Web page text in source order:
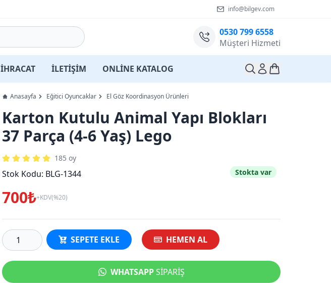
info@bilgev.com
0530 799 6558
Müşteri Hizmeti
İHRACAT İLETİŞİM ONLİNE KATALOG
Anasayfa Eğitici Oyuncaklar El Göz Koordinasyon Ürünleri
Karton Kutulu Animal Yapı Blokları
37 Parça (4-6 Yaş) Lego
185 oy
Stok Kodu: BLG-1344 Stokta var
700₺+KDV(%20)
SEPETE EKLE HEMEN AL
WHATSAPP SİPARİŞ